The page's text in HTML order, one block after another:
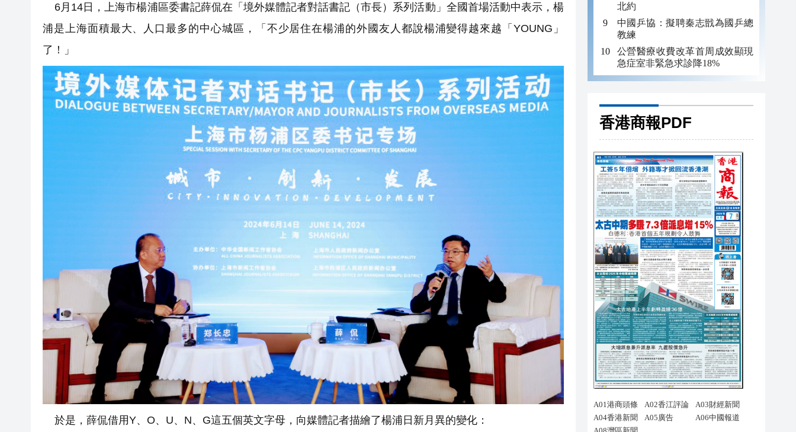
6月14日，上海市楊浦區委書記薛侃在「境外媒體記者對話書記（市長）系列活動」全國首場活動中表示，楊
浦是上海面積最大、人口最多的中心城區，「不少居住在楊浦的外國友人都說楊浦變得越來越「YOUNG」
了！」
於是，薛侃借用Y、O、U、N、G這五個英文字母，向媒體記者描繪了楊浦日新月異的變化：
北約
中國乒協：擬聘秦志戩為國乒總
教練
公營醫療收費改革首周成效顯現
急症室非緊急求診降18%
香港商報PDF